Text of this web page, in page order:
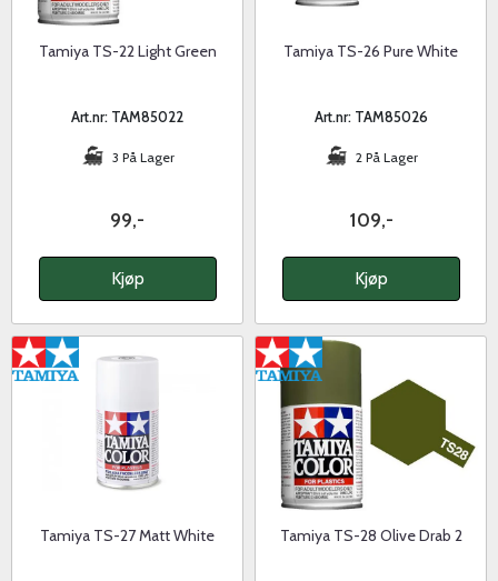
Tamiya TS-22 Light Green
Art.nr: TAM85022
3 På Lager
99,-
Kjøp
Tamiya TS-26 Pure White
Art.nr: TAM85026
2 På Lager
109,-
Kjøp
Tamiya TS-27 Matt White Tamiya TS-28 Olive Drab 2